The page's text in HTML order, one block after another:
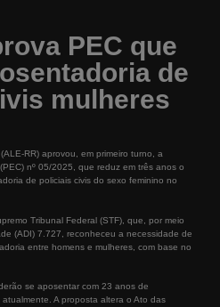
PEC que
de
mulheres
RR) aprovou, em primeiro turno, a
nº 05/2025, que reduz em três anos o
de policiais civis do sexo feminino no
Tribunal Federal (STF), que, por meio
(ADI) 7.727, reconheceu a necessidade de
entre homens e mulheres, com base no
se aposentar com 23 anos de
A proposta altera o Ato das